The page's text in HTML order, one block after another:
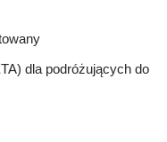
dla podróżujących do